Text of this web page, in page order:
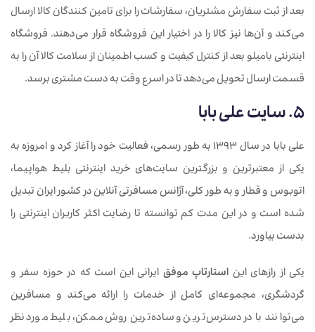
بعد از ثبت سفارش مشتریان، سفارشات را برای تامین کنندگان کالا ارسال
می‌کند و آن‌ها نیز کالا را در اختیار این فروشگاه قرار می‌دهند. فروشگاه
اینترنتی بامیلو بعد از کنترل کیفیت و کسب اطمینان از سلامت کالا آن را به
قسمت ارسال تحویل می‌دهد تا در اسرع وقت به دست مشتری برسد.
5. سایت علی‌ بابا
علی بابا در سال 1393 به طور رسمی، فعالیت خود را آغاز کرد و امروزه به
یکی از معتبرترین و بزرگترین سایت‌های خرید اینترنتی بلیط هواپیما،
اتوبوس و قطار و به طور کلی، آژانس مسافرتی آنلاین در کشور ایران تبدیل
شده است و در این مدت کم توانسته تا رضایت اکثر کاربران اینترنتی را
بدست بیاورد.
یکی از راز‌های این استارتاپ موفق ایرانی این است که در حوزه سفر و
گردشگری، مجموعه‌ای کامل از خدمات را ارائه می‌کند و مسافرین
می‌توانند با در دسترس‌ترین و ساده‌ترین روش ممکن، بلیط مورد نظر